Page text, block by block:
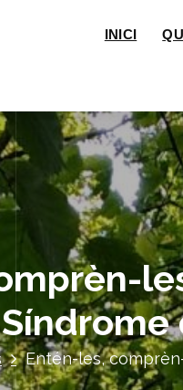
INICI
Síndrome
Entén-les,